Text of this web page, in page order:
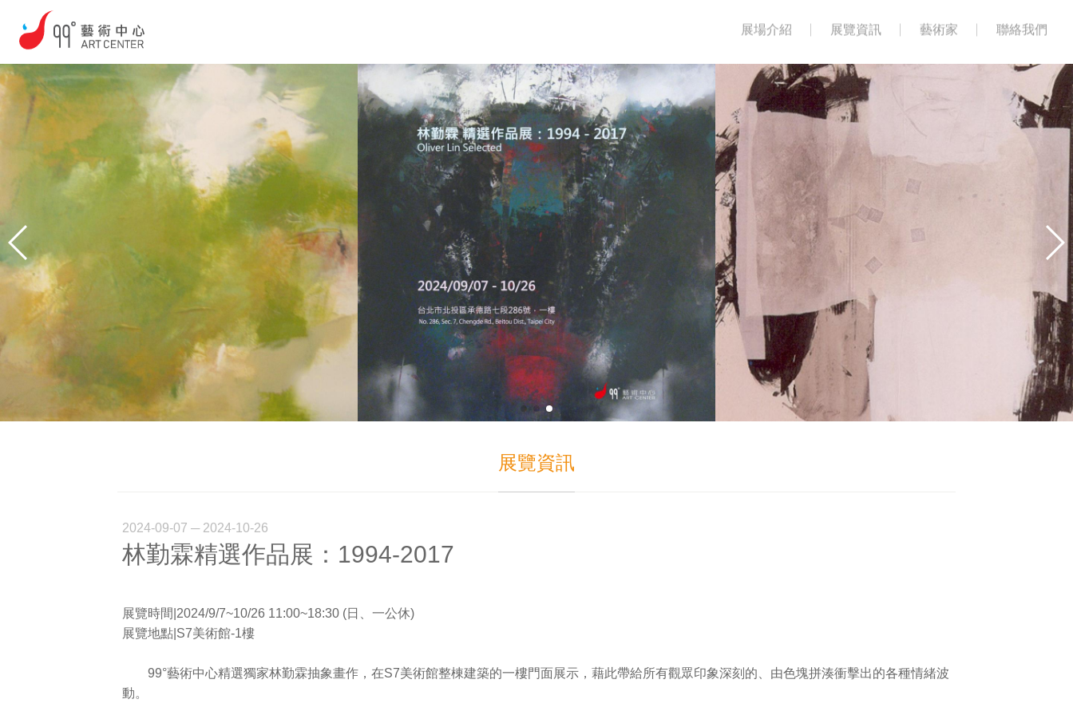
展場介紹 展覽資訊 藝術家 聯絡我們
展覽資訊
2024-09-07 ─ 2024-10-26
林勤霖精選作品展：1994-2017
展覽時間|2024/9/7~10/26 11:00~18:30 (日、一公休)
展覽地點|S7美術館-1樓
99°藝術中心精選獨家林勤霖抽象畫作，在S7美術館整棟建築的一樓門面展示，藉此帶給所有觀眾印象深刻的、由色塊拼湊衝擊出的各種情緒波
動。